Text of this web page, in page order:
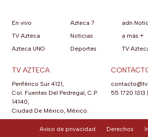
En vivo
TV Azteca
Azteca UNO
Azteca 7
Noticias
Deportes
adn
a más +
TV
TV AZTECA
Periférico Sur 4121,
Col. Fuentes Del Pedregal, C.P.
14140,
Ciudad De México, México.
55 1720 1313
Aviso de privacidad Derechos